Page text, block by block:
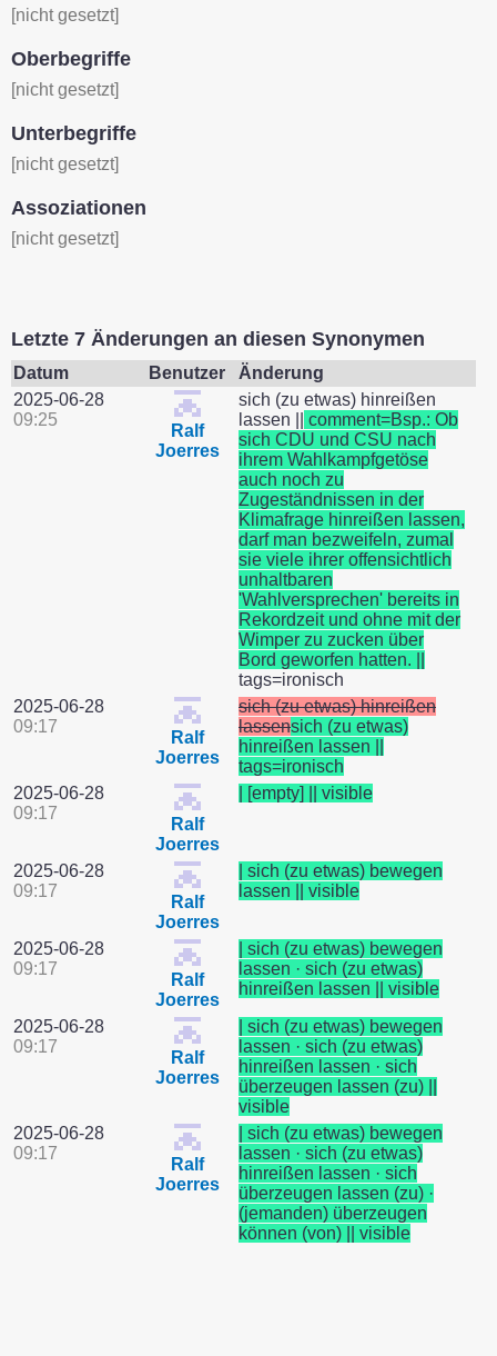
[nicht gesetzt]
Oberbegriffe
[nicht gesetzt]
Unterbegriffe
[nicht gesetzt]
Assoziationen
[nicht gesetzt]
Letzte 7 Änderungen an diesen Synonymen
Datum Benutzer
Änderung
2025-06-28
09:25
Ralf
Joerres
sich (zu etwas) hinreißen
lassen ||
comment=Bsp.: Ob
sich CDU und CSU nach
ihrem Wahlkampfgetöse
auch noch zu
Zugeständnissen in der
Klimafrage hinreißen lassen,
darf man bezweifeln, zumal
sie viele ihrer offensichtlich
unhaltbaren
'Wahlversprechen' bereits in
Rekordzeit und ohne mit der
Wimper zu zucken über
Bord geworfen hatten. ||
tags=ironisch
2025-06-28
09:17
Ralf
Joerres
sich (zu etwas) hinreißen
lassensich (zu etwas)
hinreißen lassen ||
tags=ironisch
2025-06-28
09:17
Ralf
Joerres
| [empty] || visible
2025-06-28
09:17
Ralf
Joerres
| sich (zu etwas) bewegen
lassen || visible
2025-06-28
09:17
Ralf
Joerres
| sich (zu etwas) bewegen
lassen · sich (zu etwas)
hinreißen lassen || visible
2025-06-28
09:17
Ralf
Joerres
| sich (zu etwas) bewegen
lassen · sich (zu etwas)
hinreißen lassen · sich
überzeugen lassen (zu) ||
visible
2025-06-28
09:17
Ralf
Joerres
| sich (zu etwas) bewegen
lassen · sich (zu etwas)
hinreißen lassen · sich
überzeugen lassen (zu) ·
(jemanden) überzeugen
können (von) || visible